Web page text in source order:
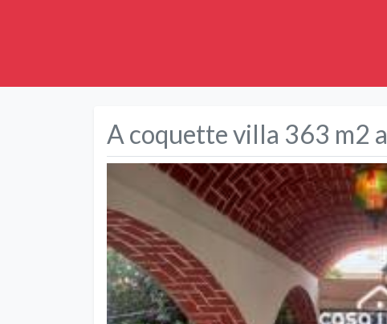
A coquette villa 363 m2 a